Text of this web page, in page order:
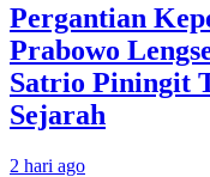
Pergantian
Prabowo
Satrio Piningit
Sejarah
2 hari ago